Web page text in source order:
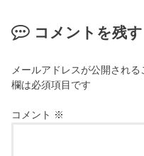
コメントを残す
メールアドレスが公開される
欄は必須項目です
コメント ※